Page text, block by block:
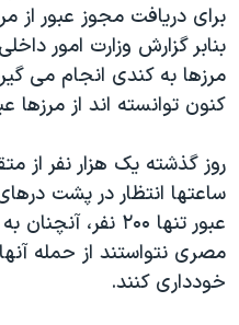
چهل سال گروگان‌گیری
قانون شفافیت دارائی کادر
اعتراضات مردمی آبان ۹۸
نرگس محمدی برنده جایزه
همایش محافظه‌کاران آمریکا
صفحه‌های ویژه
برای دريافت مجوز عبور از
بنابر گزارش وزارت امور
کنون توانسته اند از مرزها
روز گذشته يک هزار نفر از
ساعتها انتظار در پشت
عبور تنها ۲۰۰
مصری نتواستند از حمله
خودداری کنند.